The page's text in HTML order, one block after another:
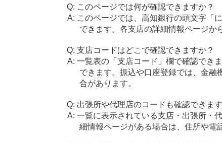
このページでは何が確認できますか？
このページでは、高知銀行の頭文字「
できます。各支店の詳細情報ページか
支店コードはどこで確認できますか？
一覧表の「支店コード」欄で確認でき
できます。振込や口座登録では、金融
合があります。
出張所や代理店のコードも確認できま
一覧に表示されている支店・出張所・
細情報ページがある場合は、住所や電